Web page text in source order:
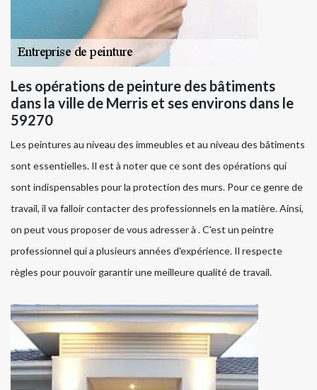
Les opérations de peinture des bâtiments
dans la ville de Merris et ses environs dans le
59270
Les peintures au niveau des immeubles et au niveau des bâtiments
sont essentielles. Il est à noter que ce sont des opérations qui
sont indispensables pour la protection des murs. Pour ce genre de
travail, il va falloir contacter des professionnels en la matière. Ainsi,
on peut vous proposer de vous adresser à . C'est un peintre
professionnel qui a plusieurs années d'expérience. Il respecte
règles pour pouvoir garantir une meilleure qualité de travail.